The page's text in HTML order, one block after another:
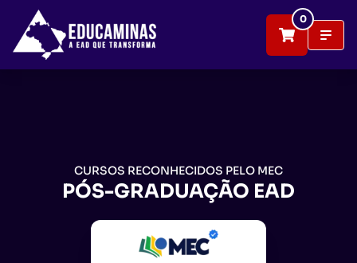
0
CURSOS RECONHECIDOS PELO MEC
PÓS-GRADUAÇÃO EAD